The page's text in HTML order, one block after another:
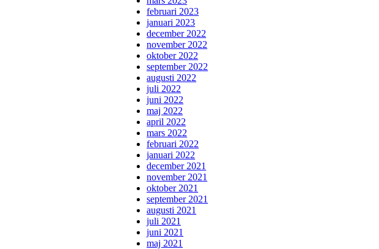
februari 2023
januari 2023
december 2022
november 2022
oktober 2022
september 2022
augusti 2022
juli 2022
juni 2022
maj 2022
april 2022
mars 2022
februari 2022
januari 2022
december 2021
november 2021
oktober 2021
september 2021
augusti 2021
juli 2021
juni 2021
maj 2021